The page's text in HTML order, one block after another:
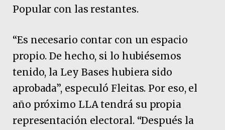
Popular con las restantes.
“Es necesario contar con un espacio
propio. De hecho, si lo hubiésemos
tenido, la Ley Bases hubiera sido
aprobada”, especuló Fleitas. Por eso, el
año próximo LLA tendrá su propia
representación electoral. “Después la